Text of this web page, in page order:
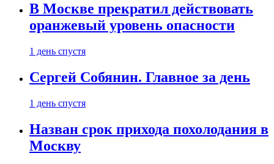
В Москве прекратил действовать
оранжевый уровень опасности
1 день спустя
Сергей Собянин. Главное за день
1 день спустя
Назван срок прихода похолодания в
Москву